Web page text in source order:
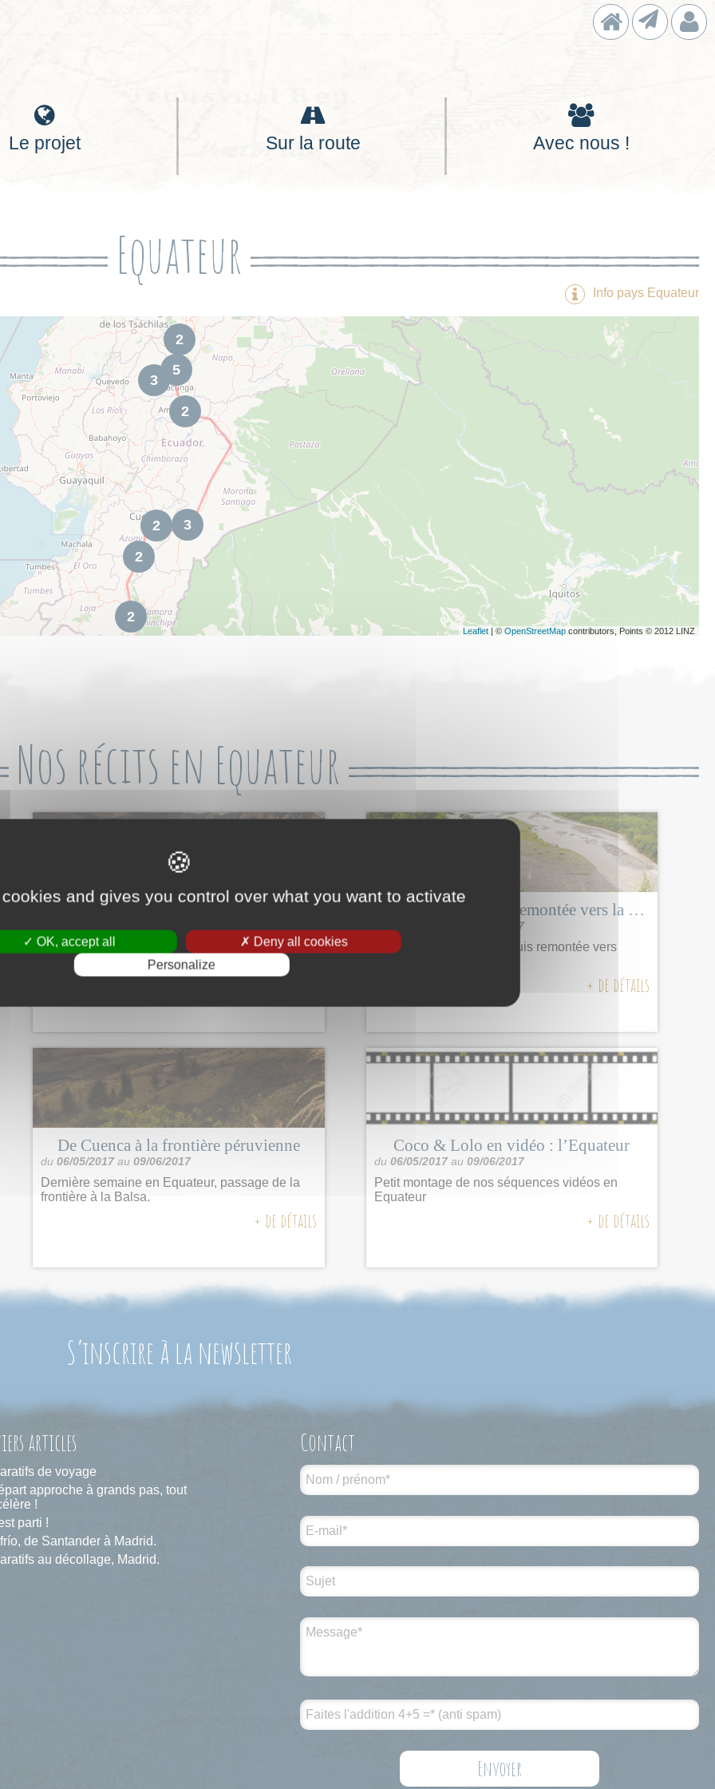
and gives you control over what you want to activate
OK, accept all
Deny all cookies
Personalize
AccueilContact
Le projet Sur la route Avec nous !
Equateur
Info pays Equateur
2
2
2 3
2
3
5
2
Leaflet | © OpenStreetMap contributors, Points © 2012 LINZ
Nos récits en Equateur
La route des volcans
De Quito à Baños : Cotopaxi, Quilotoa,
Tungurahua...
+ de détails
L’Oriente, puis dure remontée vers la Sierra
09/06/2017
Descente vers l'Oriente puis remontée vers
+ de détails
De Cuenca à la frontière péruvienne
du06/05/2017 au09/06/2017
Dernière semaine en Equateur, passage de la
frontière à la Balsa.
+ de détails
Coco & Lolo en vidéo : l’Equateur
du 06/05/2017au 09/06/2017
Petit montage de nos séquences vidéos en
Equateur
+ de détails
S’inscrire à la newsletter
articles
de voyage
approche à grands pas, tout
!
parti !
de Santander à Madrid.
au décollage, Madrid.
Contact